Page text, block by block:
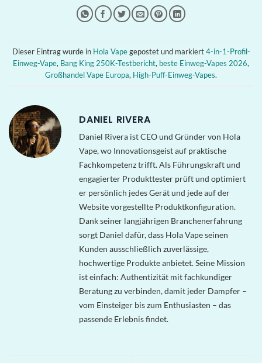
Dieser Eintrag wurde in Hola Vapegepostet und markiert4-in-1-Profil-
Einweg-Vape, Bang King 250K-Testbericht, beste Einweg-Vapes 2026,
Großhandel Vape Europa, High-Puff-Einweg-Vapes.
DANIEL RIVERA
Daniel Rivera ist CEO und Gründer von Hola
Vape, wo Innovationsgeist auf praktische
Fachkompetenz trifft. Als Führungskraft und
engagierter Produkttester prüft und optimiert
er persönlich jedes Gerät und jede auf der
Website vorgestellte Produktkonfiguration.
Dank seiner langjährigen Branchenerfahrung
sorgt Daniel dafür, dass Hola Vape seinen
Kunden ausschließlich zuverlässige,
hochwertige Produkte anbietet. Seine Mission
ist einfach: Authentizität mit fachkundiger
Beratung zu verbinden, damit jeder Dampfer –
vom Einsteiger bis zum Enthusiasten – das
passende Erlebnis findet.